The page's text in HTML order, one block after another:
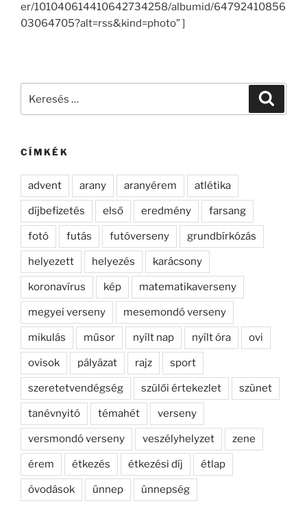
er/101040614410642734258/albumid/64792410856
03064705?alt=rss&kind=photo” ]
CÍMKÉK
advent arany aranyérem atlétika
díjbefizetés első eredmény farsang
fotó futás futóverseny grundbírkózás
helyezett helyezés karácsony
koronavírus kép matematikaverseny
megyei verseny mesemondó verseny
mikulás műsor nyílt nap nyílt óra ovi
ovisok pályázat rajz sport
szeretetvendégség szülői értekezlet szünet
tanévnyitó témahét verseny
versmondó verseny veszélyhelyzet zene
érem étkezés étkezési díj étlap
óvodások ünnep ünnepség